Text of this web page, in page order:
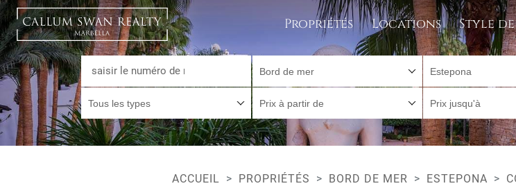
Propriétés Locations Style
Bord de mer Estepona
Tous les types Prix à partir de Prix jusqu'à
ACCUEIL PROPRIÉTÉS BORD DE MER ESTEPONA